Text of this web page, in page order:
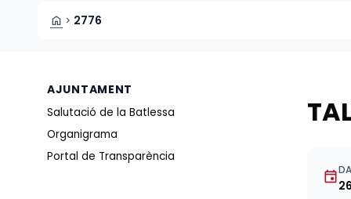
HOME CHEVRON_RIGHT 2776
AJUNTAMENT
Salutació de la Batlessa
Organigrama
Portal de Transparència
event